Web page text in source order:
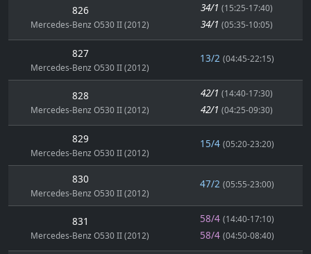
826
Mercedes-Benz O530 II (2012)
34/1 (15:25-17:40)
34/1 (05:35-10:05)
827
Mercedes-Benz O530 II (2012)
13/2 (04:45-22:15)
828
Mercedes-Benz O530 II (2012)
42/1 (14:40-17:30)
42/1 (04:25-09:30)
829
Mercedes-Benz O530 II (2012)
15/4 (05:20-23:20)
830
Mercedes-Benz O530 II (2012)
47/2 (05:55-23:00)
831
Mercedes-Benz O530 II (2012)
58/4 (14:40-17:10)
58/4 (04:50-08:40)